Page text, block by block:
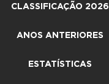
CLASSIFICAÇÃO 2026
ANOS ANTERIORES
ESTATÍSTICAS